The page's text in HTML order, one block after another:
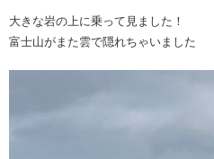
大きな岩の上に乗って見ました！
富士山がまた雲で隠れちゃいました